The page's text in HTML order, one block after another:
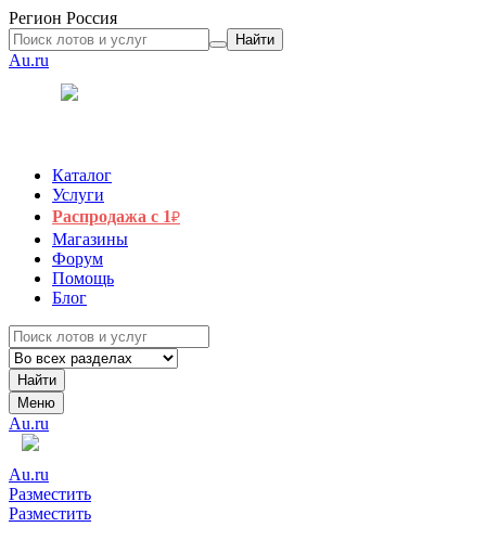
Регион Россия
Найти
Au.ru
Каталог
Услуги
Распродажа с 1₽
Магазины
Форум
Помощь
Блог
Найти
Меню
Au.ru
Au.ru
Разместить
Разместить